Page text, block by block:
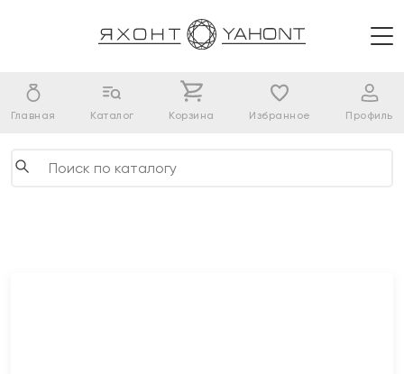
Главная Каталог Корзина Избранное Профиль